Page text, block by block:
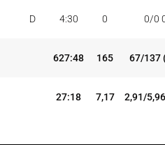
D 4:30 0 0/0
627:48 165 67/137
27:18 7,17 2,91/